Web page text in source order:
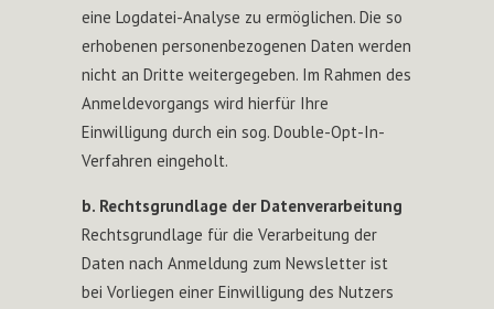
eine Logdatei-Analyse zu ermöglichen. Die so
erhobenen personenbezogenen Daten werden
nicht an Dritte weitergegeben. Im Rahmen des
Anmeldevorgangs wird hierfür Ihre
Einwilligung durch ein sog. Double-Opt-In-
Verfahren eingeholt.
b. Rechtsgrundlage der Datenverarbeitung
Rechtsgrundlage für die Verarbeitung der
Daten nach Anmeldung zum Newsletter ist
bei Vorliegen einer Einwilligung des Nutzers